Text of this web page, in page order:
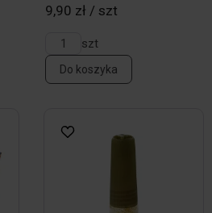
9,90 zł / szt
szt
Do koszyka